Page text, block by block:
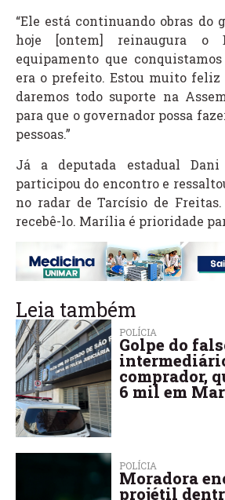
“Ele está continuando obras do
hoje [ontem] reinaugura o
equipamento que
era o prefeito. Estou muito
daremos todo suporte na
para que o governador possa
pessoas.”
Já a deputada estadual Dani
participou do encontro e
no radar de Tarcísio de
recebê-lo. Marília é prioridade
Leia também
POLÍCIA
Golpe do
comprador,
6 mil em
POLÍCIA
Moradora
projétil